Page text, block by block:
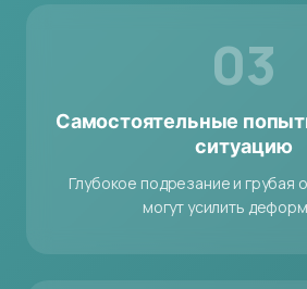
03
Самостоятельные
ситуацию
Глубокое подрезание и грубая
могут усилить